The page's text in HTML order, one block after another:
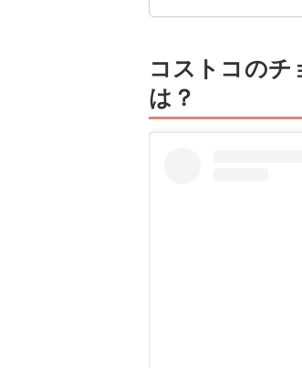
コストコのチ
は？